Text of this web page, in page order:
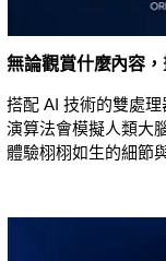
無論觀賞什麼內容
搭配 AI 技術的雙處
演算法會模擬人類大
體驗栩栩如生的細節